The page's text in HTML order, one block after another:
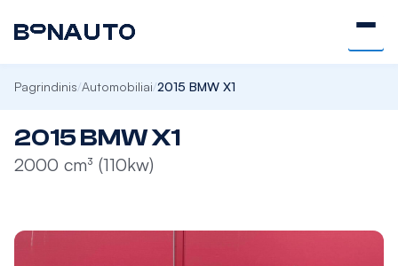
Pagrindinis/Automobiliai/2015 BMW X1
2015 BMW X1
2000 cm³ (110kw)